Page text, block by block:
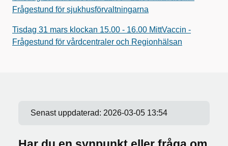
Frågestund för sjukhusförvaltningarna
Tisdag 31 mars klockan 15.00 - 16.00 MittVaccin -
Frågestund för vårdcentraler och Regionhälsan
Senast uppdaterad: 2026-03-05 13:54